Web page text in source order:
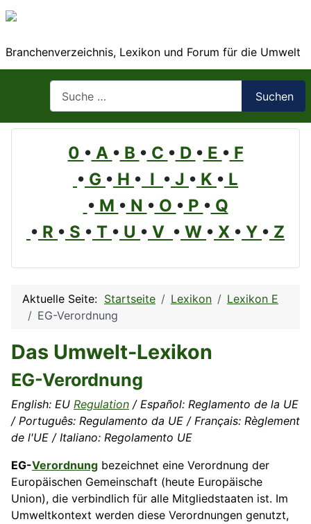
Branchenverzeichnis, Lexikon und Forum für die Umwelt
Suchen
0 • A • B • C • D • E • F
• G • H • I • J • K • L
• M • N • O • P • Q
• R • S • T • U • V • W • X • Y • Z
Aktuelle Seite: Startseite Lexikon
Lexikon E
EG-Verordnung
Das Umwelt-Lexikon
EG-Verordnung
English: EU Regulation / Español: Reglamento de la UE
/ Português: Regulamento da UE / Français: Règlement
de l'UE / Italiano: Regolamento UE
EG-Verordnung bezeichnet eine Verordnung der
Europäischen Gemeinschaft (heute Europäische
Union), die verbindlich für alle Mitgliedstaaten ist. Im
Umweltkontext werden diese Verordnungen genutzt,